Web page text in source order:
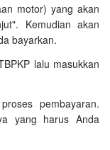
motor) yang akan
Kemudian akan
bayarkan.
lalu masukkan
pembayaran.
yang harus Anda